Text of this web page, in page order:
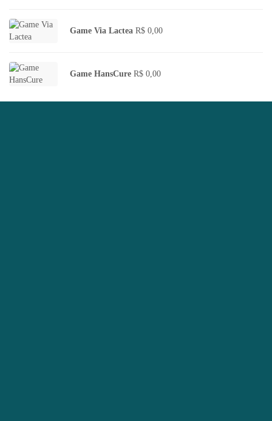
Game Via Lactea R$ 0,00
Game HansCure R$ 0,00